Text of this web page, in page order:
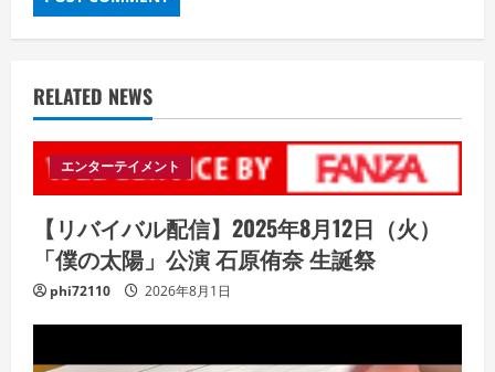
RELATED NEWS
エンターテイメント
【リバイバル配信】2025年8月12日（火）
「僕の太陽」公演 石原侑奈 生誕祭
phi72110 2026年8月1日